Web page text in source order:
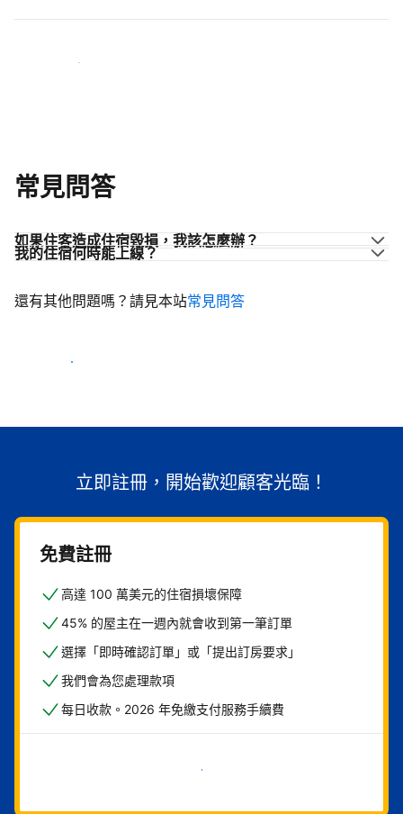
加入同業的行列
常見問答
如果住客造成住宿毀損，我該怎麼辦？
我的住宿何時能上線？
還有其他問題嗎？請見本站常見問答
開始迎接住客
立即註冊，開始歡迎顧客光臨！
免費註冊
高達 100 萬美元的住宿損壞保障
45% 的屋主在一週內就會收到第一筆訂單
選擇「即時確認訂單」或「提出訂房要求」
我們會為您處理款項
每日收款。2026 年免繳支付服務手續費
現在就開始